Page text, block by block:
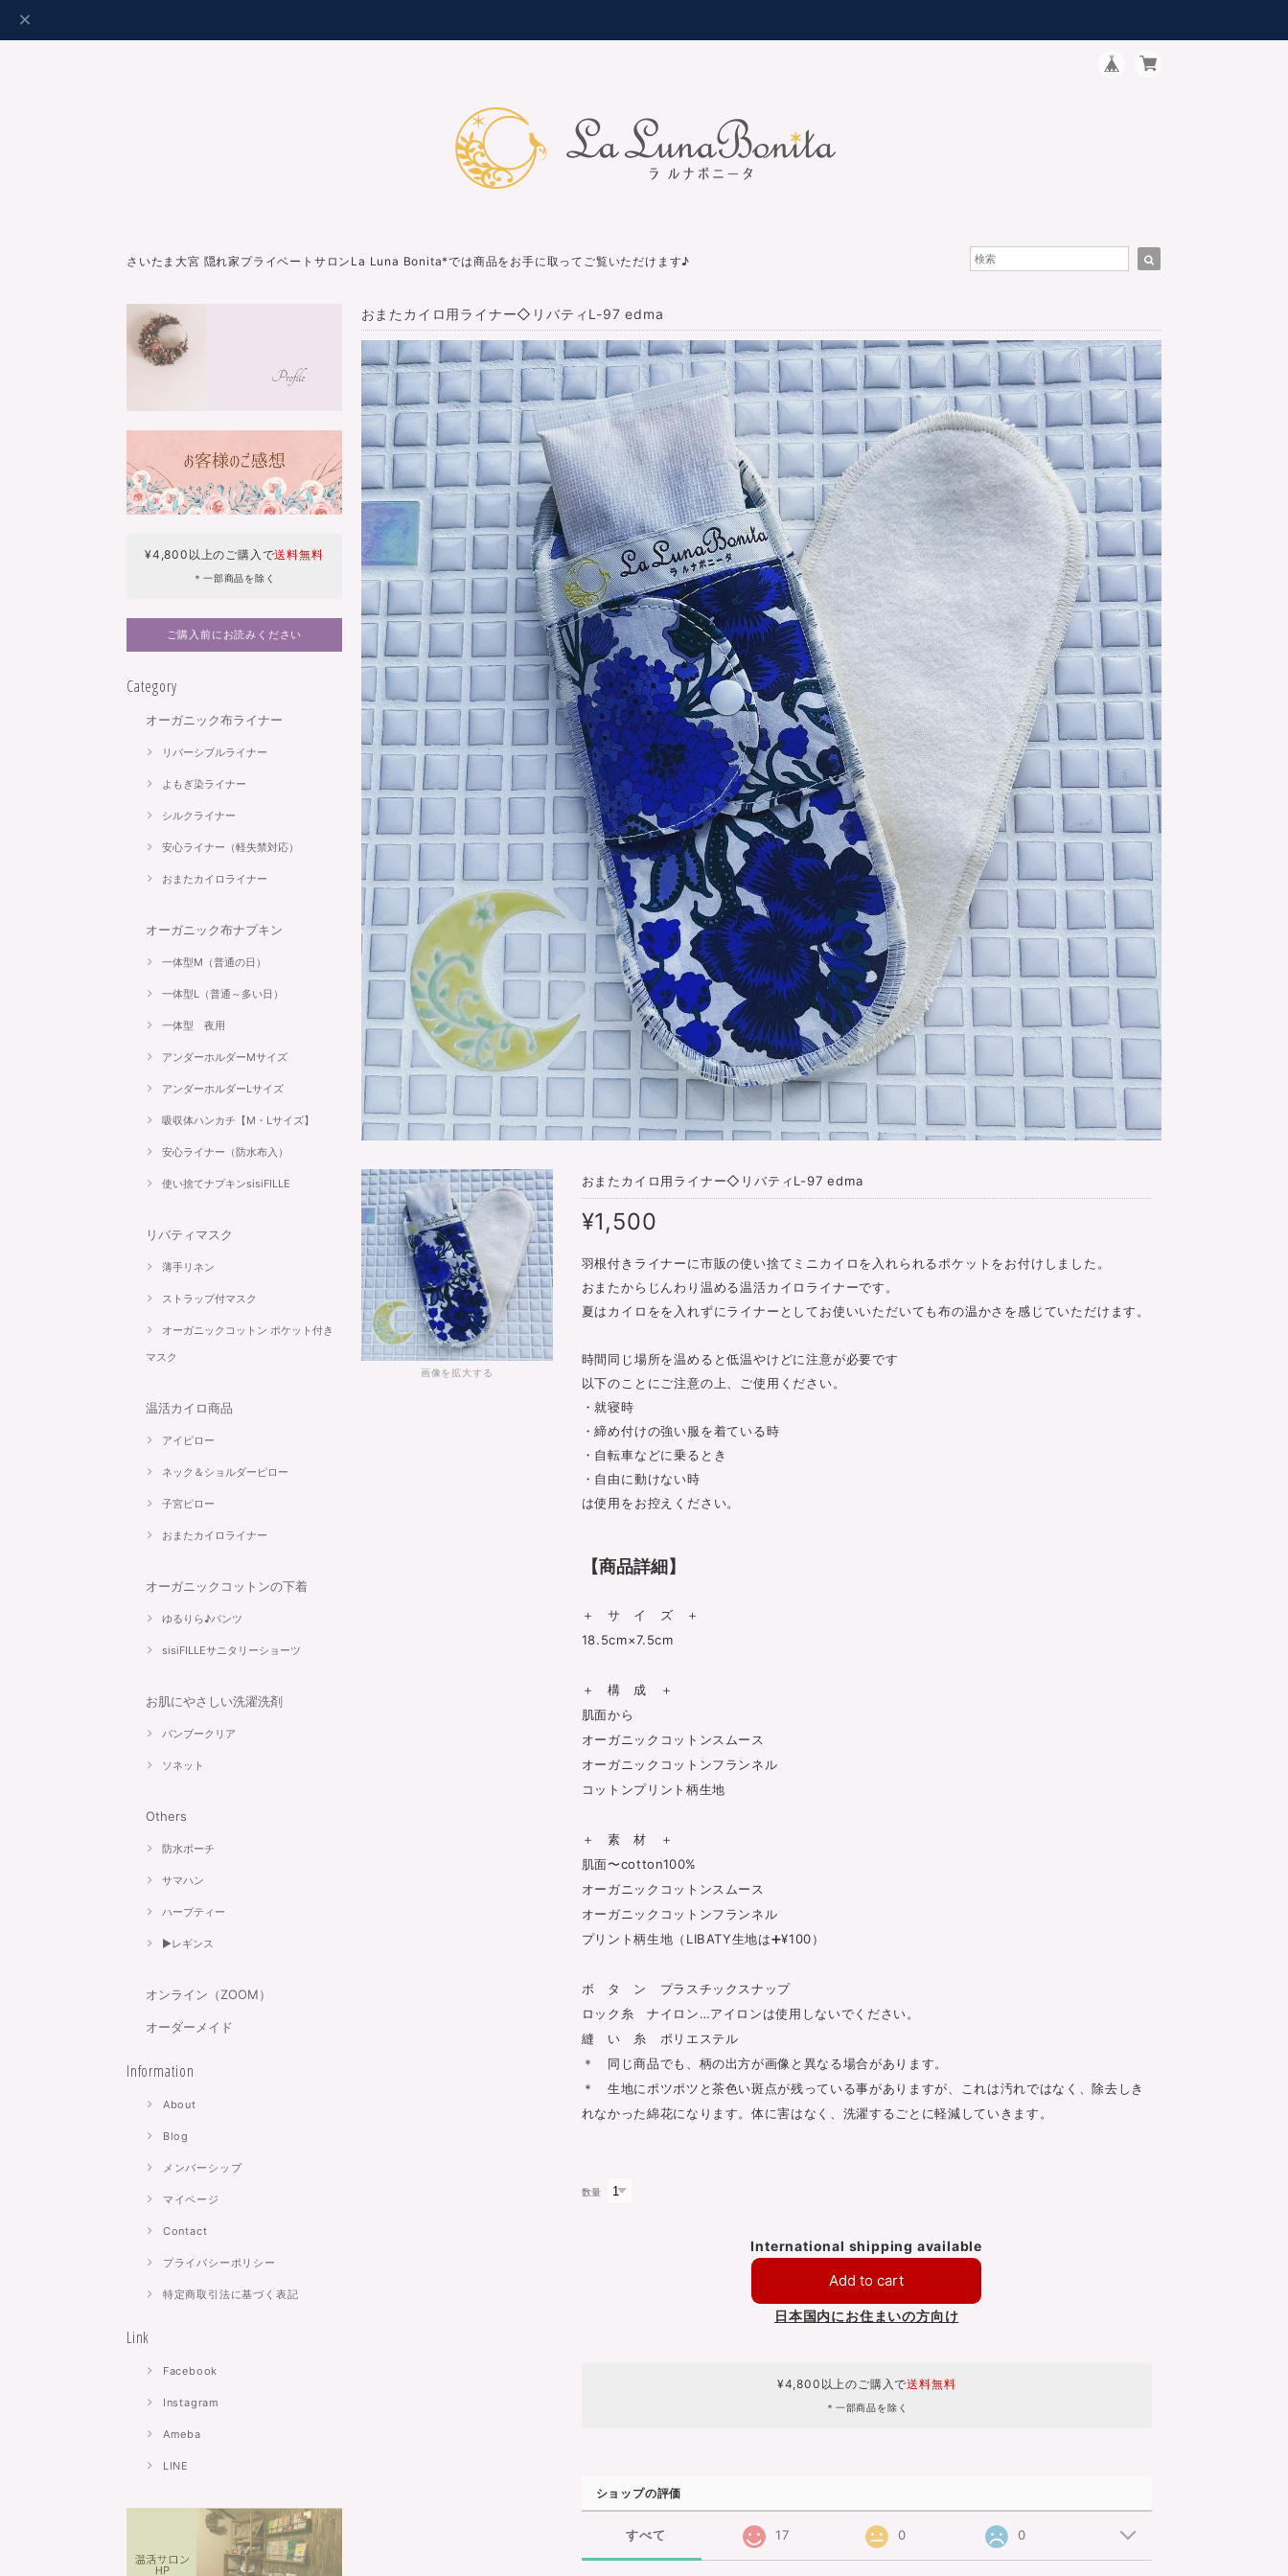
さいたま大宮 隠れ家プライベートサロンLa Luna Bonita*では商品をお手に取ってご覧いただけます♪
¥4,800以上のご購入で送料無料
＊一部商品を除く
ご購入前にお読みください
Category
オーガニック布ライナー
リバーシブルライナー
よもぎ染ライナー
シルクライナー
安心ライナー（軽失禁対応）
おまたカイロライナー
オーガニック布ナプキン
一体型M（普通の日）
一体型L（普通～多い日）
一体型 夜用
アンダーホルダーMサイズ
アンダーホルダーLサイズ
吸収体ハンカチ【M・Lサイズ】
安心ライナー（防水布入）
使い捨てナプキンsisiFILLE
リバティマスク
薄手リネン
ストラップ付マスク
オーガニックコットン ポケット付き
マスク
温活カイロ商品
アイピロー
ネック＆ショルダーピロー
子宮ピロー
おまたカイロライナー
オーガニックコットンの下着
ゆるりら♪パンツ
sisiFILLEサニタリーショーツ
お肌にやさしい洗濯洗剤
バンブークリア
ソネット
Others
防水ポーチ
サマハン
ハーブティー
▶︎レギンス
オンライン（ZOOM）
オーダーメイド
Information
About
Blog
メンバーシップ
マイページ
Contact
プライバシーポリシー
特定商取引法に基づく表記
Link
Facebook
Instagram
Ameba
LINE
おまたカイロ用ライナー◇リバティL-97 edma
画像を拡大する
おまたカイロ用ライナー◇リバティL-97 edma
¥1,500
羽根付きライナーに市販の使い捨てミニカイロを入れられるポケットをお付けしました。
おまたからじんわり温める温活カイロライナーです。
夏はカイロをを入れずにライナーとしてお使いいただいても布の温かさを感じていただけます。
時間同じ場所を温めると低温やけどに注意が必要です
以下のことにご注意の上、ご使用ください。
・就寝時
・締め付けの強い服を着ている時
・自転車などに乗るとき
・自由に動けない時
は使用をお控えください。
【商品詳細】
＋ サ イ ズ ＋
18.5cm×7.5cm
＋ 構 成 ＋
肌面から
オーガニックコットンスムース
オーガニックコットンフランネル
コットンプリント柄生地
＋ 素 材 ＋
肌面〜cotton100%
オーガニックコットンスムース
オーガニックコットンフランネル
プリント柄生地（LIBATY生地は➕¥100）
ボ タ ン プラスチックスナップ
ロック糸 ナイロン…アイロンは使用しないでください。
縫 い 糸 ポリエステル
＊ 同じ商品でも、柄の出方が画像と異なる場合があります。
＊ 生地にポツポツと茶色い斑点が残っている事がありますが、これは汚れではなく、除去しき
れなかった綿花になります。体に害はなく、洗濯するごとに軽減していきます。
数量
International shipping available
Add to cart
日本国内にお住まいの方向け
¥4,800以上のご購入で送料無料
＊一部商品を除く
ショップの評価
すべて 17 0 0